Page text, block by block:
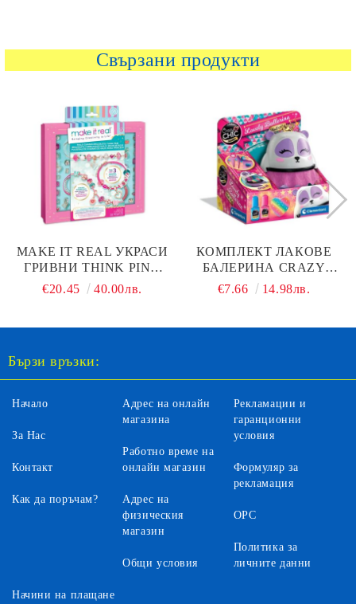
Свързани продукти
MAKE IT REAL УКРАСИ
ГРИВНИ THINK PINK
1722
€20.45 40.00лв.
КОМПЛЕКТ ЛАКОВЕ
БАЛЕРИНА CRAZY
CHIC 18694
€7.66 14.98лв.
Бързи връзки:
Начало
За Нас
Контакт
Как да поръчам?
Адрес на онлайн
магазина
Работно време на
онлайн магазин
Адрес на
физическия
магазин
Общи условия
Рекламации и
гаранционни
условия
Формуляр за
рекламация
ОРС
Политика за
личните данни
Начини на плащане